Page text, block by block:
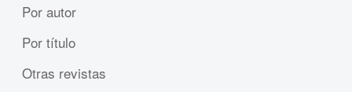
Por autor
Por título
Otras revistas